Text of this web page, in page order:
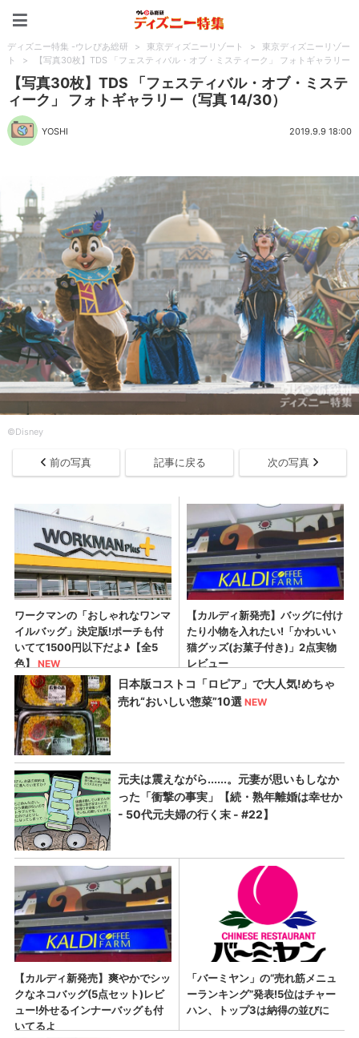
ディズニー特集 -ウレぴあ総研 > 東京ディズニーリゾート >
東京ディズニーリゾー
ト
> 【写真30枚】TDS 「フェスティバル・オブ・ミスティーク」 フォトギャラリー
【写真30枚】TDS 「フェスティバル・オブ・ミステ
ィーク」 フォトギャラリー（写真 14/30）
YOSHI 2019.9.9 18:00
©Disney
前の写真 記事に戻る 次の写真